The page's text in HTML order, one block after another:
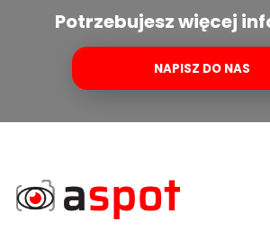
Potrzebujesz więcej
NAPISZ DO NAS